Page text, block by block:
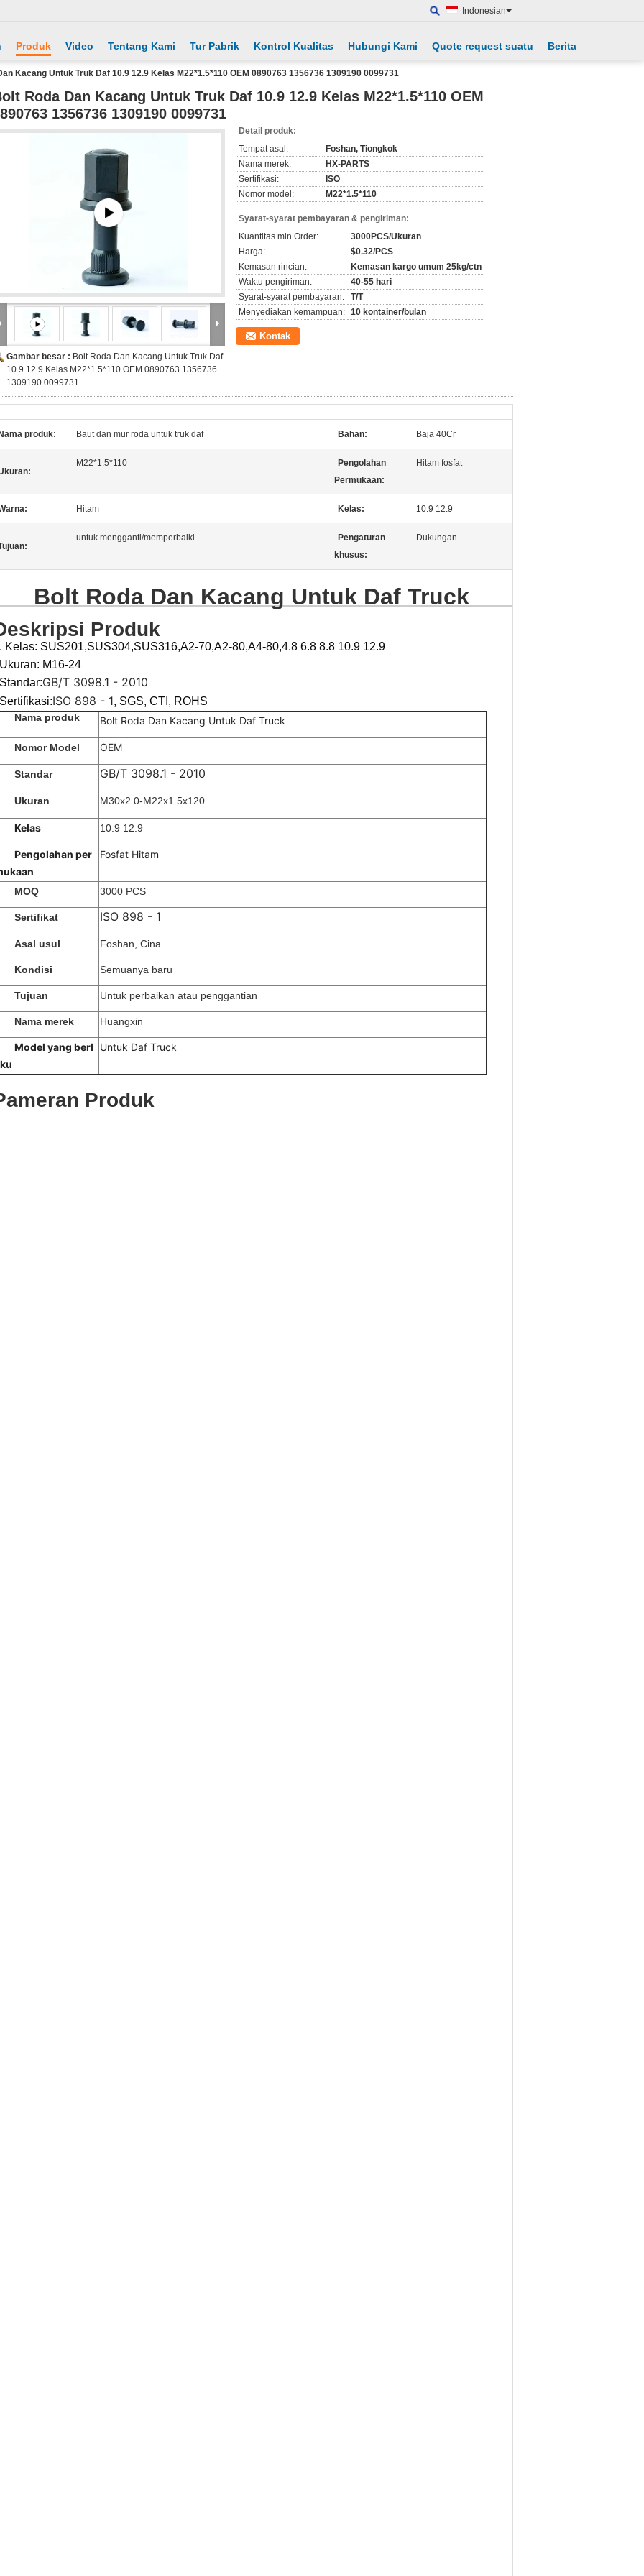
Indonesian
Produk Video Tentang Kami Tur Pabrik Kontrol Kualitas Hubungi Kami Quote request suatu Berita
Kacang Untuk Truk Daf 10.9 12.9 Kelas M22*1.5*110 OEM 0890763 1356736 1309190 0099731
Roda Dan Kacang Untuk Truk Daf 10.9 12.9 Kelas M22*1.5*110 OEM
1356736 1309190 0099731
Gambar besar : Bolt Roda Dan Kacang Untuk Truk Daf
10.9 12.9 Kelas M22*1.5*110 OEM 0890763 1356736
1309190 0099731
Detail produk:
Tempat asal:
Foshan, Tiongkok
Nama merek:
HX-PARTS
Sertifikasi:
ISO
Nomor model:
M22*1.5*110
Syarat-syarat pembayaran & pengiriman:
Kuantitas min Order:
3000PCS/Ukuran
Harga:
$0.32/PCS
Kemasan rincian:
Kemasan kargo umum 25kg/ctn
Waktu pengiriman:
40-55 hari
Syarat-syarat pembayaran:
T/T
Menyediakan kemampuan: 10 kontainer/bulan
Kontak
Nama produk: Baut dan mur roda untuk truk daf Bahan: Baja 40Cr
M22*1.5*110
Pengolahan
Permukaan:
Hitam fosfat
Hitam Kelas: 10.9 12.9
untuk mengganti/memperbaiki
Pengaturan
khusus:
Dukungan
Bolt Roda Dan Kacang Untuk Daf Truck
Produk
Kelas: SUS201,SUS304,SUS316,A2-70,A2-80,A4-80,4.8 6.8 8.8 10.9 12.9
M16-24
GB/T 3098.1 - 2010
ISO 898 - 1, SGS, CTI, ROHS
Nama produk Bolt Roda Dan Kacang Untuk Daf Truck
Nomor Model OEM
Standar GB/T 3098.1 - 2010
Ukuran M30x2.0-M22x1.5x120
Kelas 10.9 12.9
Pengolahan per
Fosfat Hitam
MOQ 3000 PCS
Sertifikat ISO 898 - 1
Asal usul Foshan, Cina
Kondisi Semuanya baru
Tujuan Untuk perbaikan atau penggantian
Nama merek Huangxin
Model yang berl
Untuk Daf Truck
Produk